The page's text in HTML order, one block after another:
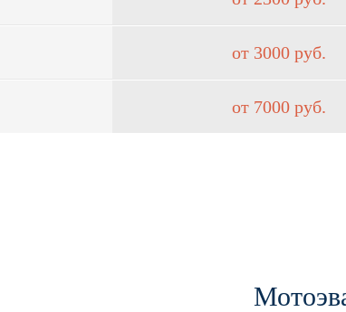
от 3000 руб.
от 7000 руб.